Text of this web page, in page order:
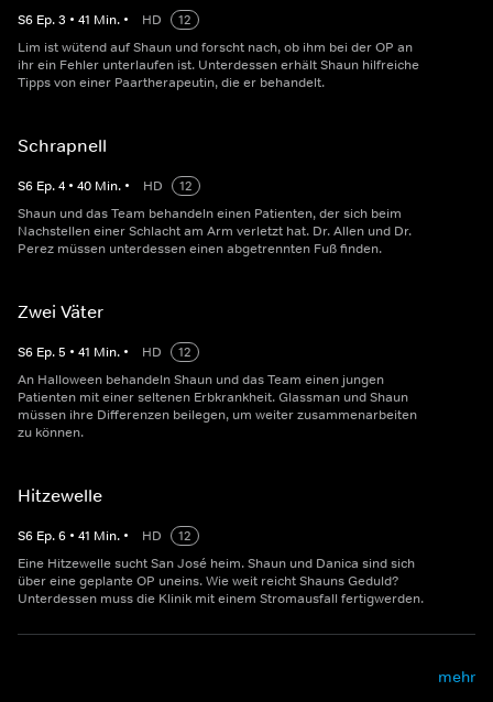
S6 Ep.3 • 41 Min. • HD
12
Lim ist wütend auf Shaun und forscht nach, ob ihm bei der OP an
ihr ein Fehler unterlaufen ist. Unterdessen erhält Shaun hilfreiche
Tipps von einer Paartherapeutin, die er behandelt.
Schrapnell
S6 Ep.4 • 40 Min. • HD
12
Shaun und das Team behandeln einen Patienten, der sich beim
Nachstellen einer Schlacht am Arm verletzt hat. Dr. Allen und Dr.
Perez müssen unterdessen einen abgetrennten Fuß finden.
Zwei Väter
S6 Ep.5 • 41 Min. • HD
12
An Halloween behandeln Shaun und das Team einen jungen
Patienten mit einer seltenen Erbkrankheit. Glassman und Shaun
müssen ihre Differenzen beilegen, um weiter zusammenarbeiten
zu können.
Hitzewelle
S6 Ep.6 • 41 Min. • HD
12
Eine Hitzewelle sucht San José heim. Shaun und Danica sind sich
über eine geplante OP uneins. Wie weit reicht Shauns Geduld?
Unterdessen muss die Klinik mit einem Stromausfall fertigwerden.
mehr